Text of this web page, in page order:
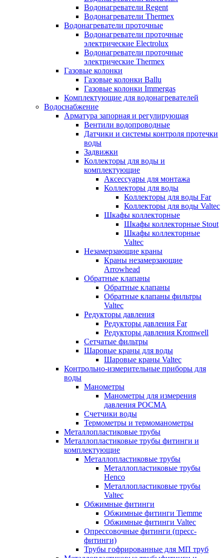
Водонагреватели Regent
Водонагреватели Thermex
Водонагреватели проточные
Водонагреватели проточные
электрические Electrolux
Водонагреватели проточные
электрические Thermex
Газовые колонки
Газовые колонки Ballu
Газовые колонки Immergas
Комплектующие для водонагревателей
Водоснабжение
Арматура запорная и регулирующая
Вентили водопроводные
Датчики и системы контроля протечки
воды
Задвижки
Коллекторы для воды и
комплектующие
Аксессуары для монтажа
Коллекторы для воды
Коллекторы для воды Far
Коллекторы для воды Valtec
Шкафы коллекторные
Шкафы коллекторные Stout
Шкафы коллекторные
Valtec
Незамерзающие краны
Краны незамерзающие
Arrowhead
Обратные клапаны
Обратные клапаны
Обратные клапаны фильтры
Valtec
Редукторы давления
Редукторы давления Far
Редукторы давления Kromwell
Сетчатые фильтры
Шаровые краны для воды
Шаровые краны Valtec
Контрольно-измерительные приборы для
воды
Манометры
Манометры для измерения
давления РОСМА
Счетчики воды
Термометры и термоманометры
Металлопластиковые трубы
Металлопластиковые трубы фитинги и
комплектующие
Металлопластиковые трубы
Металлопластиковые трубы
Henco
Металлопластиковые трубы
Valtec
Обжимные фитинги
Обжимные фитинги Tiemme
Обжимные фитинги Valtec
Опрессовочные фитинги (пресс-
фитинги)
Трубы гофрированные для МП труб